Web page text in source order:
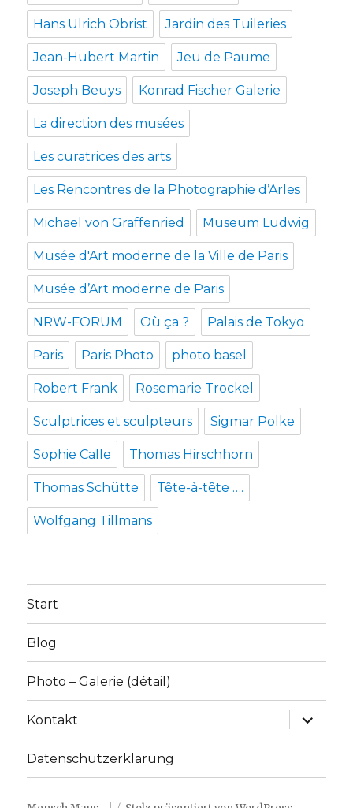
Hans Ulrich Obrist Jardin des Tuileries
Jean-Hubert Martin Jeu de Paume
Joseph Beuys Konrad Fischer Galerie
La direction des musées
Les curatrices des arts
Les Rencontres de la Photographie d’Arles
Michael von Graffenried Museum Ludwig
Musée d'Art moderne de la Ville de Paris
Musée d’Art moderne de Paris
NRW-FORUM Où ça ? Palais de Tokyo
Paris Paris Photo photo basel
Robert Frank Rosemarie Trockel
Sculptrices et sculpteurs Sigmar Polke
Sophie Calle Thomas Hirschhorn
Thomas Schütte Tête-à-tête ….
Wolfgang Tillmans
Start
Blog
Photo – Galerie (détail)
Kontakt
Datenschutzerklärung